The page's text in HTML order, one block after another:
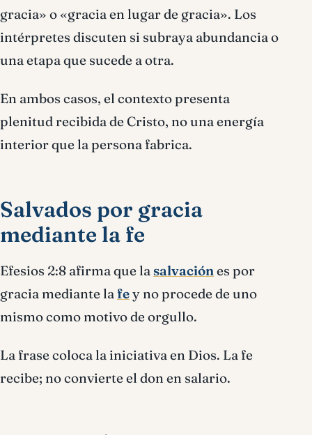
gracia» o «gracia en lugar de gracia». Los
intérpretes discuten si subraya abundancia o
una etapa que sucede a otra.
En ambos casos, el contexto presenta
plenitud recibida de Cristo, no una energía
interior que la persona fabrica.
Salvados por gracia
mediante la fe
Efesios 2:8 afirma que lasalvaciónes por
gracia mediante lafey no procede de uno
mismo como motivo de orgullo.
La frase coloca la iniciativa en Dios. La fe
recibe; no convierte el don en salario.